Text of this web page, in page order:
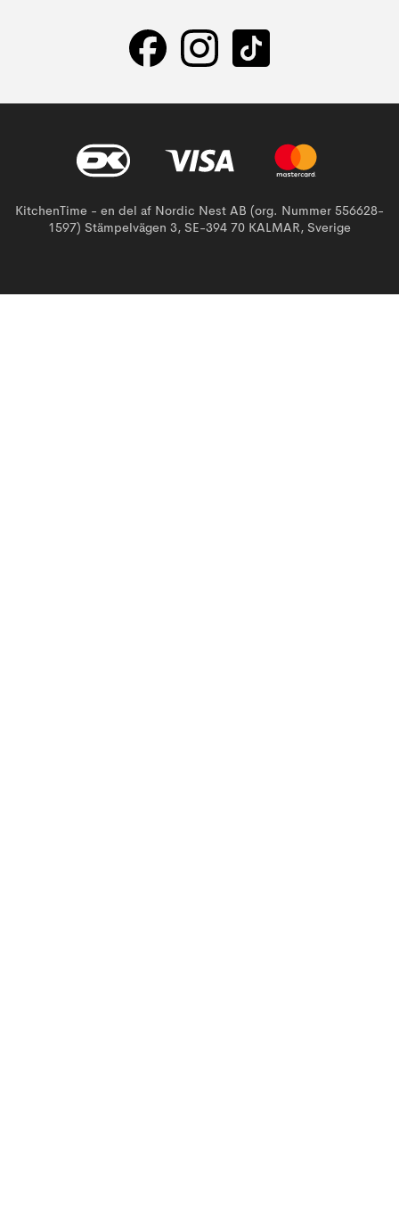
KitchenTime - en del af Nordic Nest AB (org. Nummer 556628-
1597) Stämpelvägen 3, SE-394 70 KALMAR, Sverige